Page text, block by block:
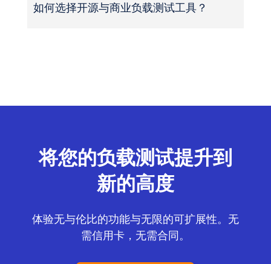
如何选择开源与商业负载测试工具？
将您的负载测试提升到
新的高度
体验无与伦比的功能与无限的可扩展性。无
需信用卡，无需合同。